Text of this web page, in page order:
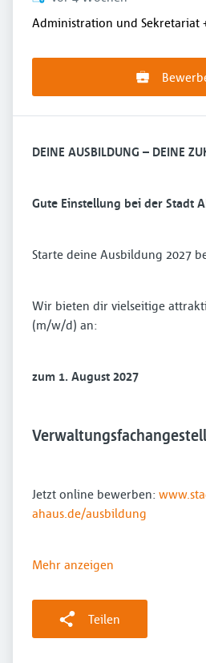
Administration und Sekretariat
DEINE AUSBILDUNG – DEINE
Gute Einstellung bei der Stadt
Starte deine Ausbildung 2027
Wir bieten dir vielseitige
(m/w/d) an:
zum 1. August 2027
Jetzt online bewerben:
ahaus.de/ausbildung
Mehr anzeigen
Teilen